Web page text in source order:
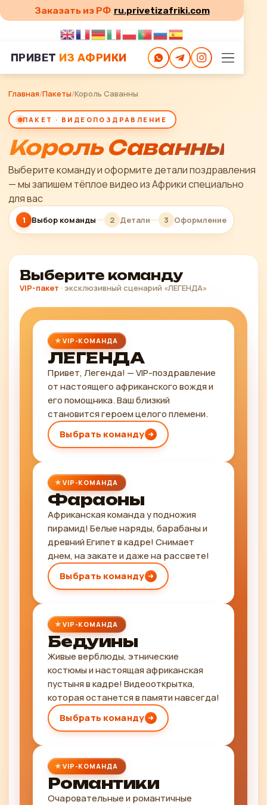
Заказать из РФ ru.privetizafriki.com
ПРИВЕТ ИЗ АФРИКИ
Главная/Пакеты/Король Саванны
ПАКЕТ · ВИДЕОПОЗДРАВЛЕНИЕ
Король Саванны
Выберите команду и оформите детали поздравления
— мы запишем тёплое видео из Африки специально
для вас
1 Выбор команды 2 Детали 3 Оформление
Выберите команду
VIP-пакет · эксклюзивный сценарий «ЛЕГЕНДА»
VIP-КОМАНДА
ЛЕГЕНДА
Привет, Легенда! — VIP-поздравление
от настоящего африканского вождя и
его помощника. Ваш близкий
становится героем целого племени.
Выбрать команду
VIP-КОМАНДА
Фараоны
Африканская команда у подножия
пирамид! Белые наряды, барабаны и
древний Египет в кадре! Снимает
днем, на закате и даже на рассвете!
Выбрать команду
VIP-КОМАНДА
Бедуины
Живые верблюды, этнические
костюмы и настоящая африканская
пустыня в кадре! Видеооткрытка,
которая останется в памяти навсегда!
Выбрать команду
VIP-КОМАНДА
Романтики
Очаровательные и романтичные